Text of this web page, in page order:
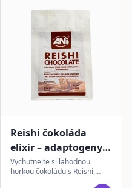
Reishi čokoláda
elixir – adaptogeny &
MCT | instantní
Vychutnejte si lahodnou
horkou čokoládu s Reishi,